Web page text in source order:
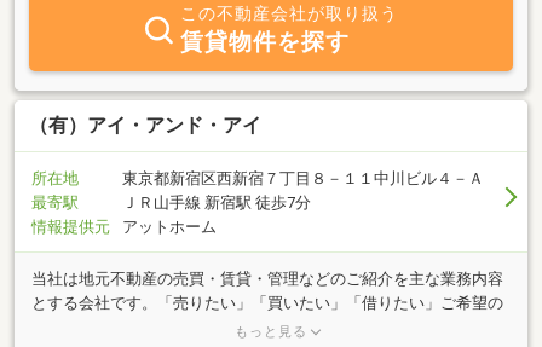
この不動産会社が取り扱う
賃貸物件を探す
（有）アイ・アンド・アイ
所在地
東京都新宿区西新宿７丁目８－１１中川ビル４－Ａ
最寄駅
ＪＲ山手線 新宿駅 徒歩7分
情報提供元
アットホーム
当社は地元不動産の売買・賃貸・管理などのご紹介を主な業務内容
とする会社です。「売りたい」「買いたい」「借りたい」ご希望の
方は、不動産に関する質問はどんなことでもお気軽にご相談くださ
もっと見る